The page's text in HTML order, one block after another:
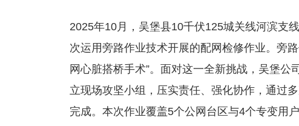
2025年10月，吴堡县10千伏125城关线河滨支
次运用旁路作业技术开展的配网检修作业。旁
网心脏搭桥手术”。面对这一全新挑战，吴堡公
立现场攻坚小组，压实责任、强化协作，通过
完成。本次作业覆盖5个公网台区与4个专变用